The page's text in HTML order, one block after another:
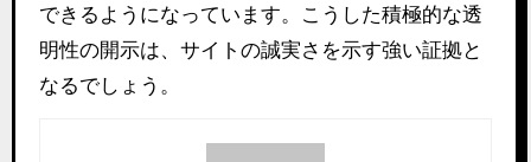
できるようになっています。こうした積極的な透
明性の開示は、サイトの誠実さを示す強い証拠と
なるでしょう。